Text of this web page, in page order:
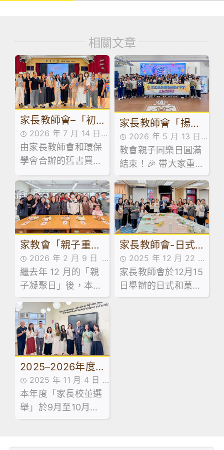
相關文章
家長教師會–「初
中級舊書買賣」活
動
2026 年 7 月 14 日
家校合作,家長教師會
活動花絮,活動花絮
由家長教師會和環保
學會合辦的舊書買賣
活動已於 7 月 13 日
順利舉行！當日禮堂
熱鬧非凡，大批家長
同學滿載而歸！🥰
家長教師會「揚才
傳藝、樂學故宮」
親子同樂日
2026 年 5 月 13 日
家校合作,家長教師會
活動花絮
教會親子同樂日圓滿
結束！🎉 帶大家重
溫當日嘅歡樂時光！
家教會「親子重聚
日：輕食製作工作
坊」
2026 年 2 月 9 日
家校合作,家長教師會
活動花絮
繼去年 12 月的「親
子凝聚日」後，本校
家長教師會於 1 月
31 日舉辦了「親子
重聚日 —— 輕食製
作工作坊」。是次活
動旨在透過廚藝體
驗，為家長與子女建
立一個共同協作的平
台，實踐正向溝通。
家長教師會-日式
和菓子工作坊
家長教師會活動花絮,
活動花絮
家長教師會於12月15
日舉辦的日式和菓子
工作坊反應熱烈，參
2025–2026年度
家長校董選舉結果
2025 年 11 月 4 日
家長教師會活動花絮,
最新消息,活動花絮
本年度「家長校董選
舉」於9月至10月期
間順利舉行，在校友